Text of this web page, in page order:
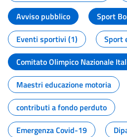
Avviso pubblico
Sport
Eventi sportivi (1)
Sport
Comitato Olimpico Nazionale
Maestri educazione motoria
contributi a fondo perduto
Emergenza Covid-19